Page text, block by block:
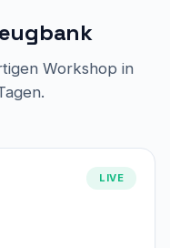
Workshop in
LIVE